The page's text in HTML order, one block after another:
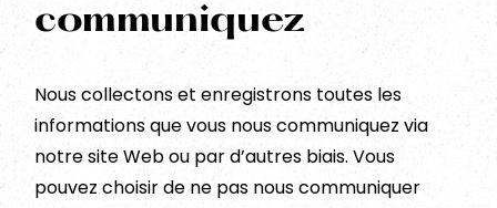
communiquez
Nous collectons et enregistrons toutes les
informations que vous nous communiquez via
notre site Web ou par d’autres biais. Vous
pouvez choisir de ne pas nous communiquer